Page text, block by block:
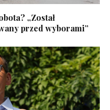
„Został
przed wyborami”